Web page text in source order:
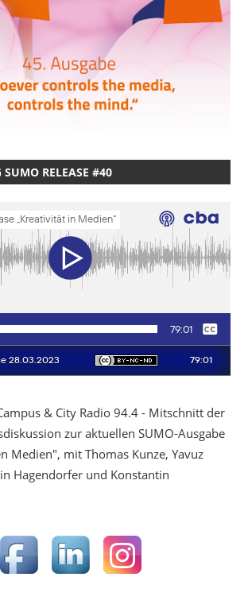
SUMO RELEASE #40
& City Radio 94.4 - Mitschnitt der
zur aktuellen SUMO-Ausgabe
Medien", mit Thomas Kunze, Yavuz
Hagendorfer und Konstantin